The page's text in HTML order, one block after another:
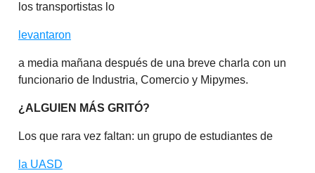
los transportistas lo
levantaron
a media mañana después de una breve charla con un
funcionario de Industria, Comercio y Mipymes.
¿ALGUIEN MÁS GRITÓ?
Los que rara vez faltan: un grupo de estudiantes de
la UASD